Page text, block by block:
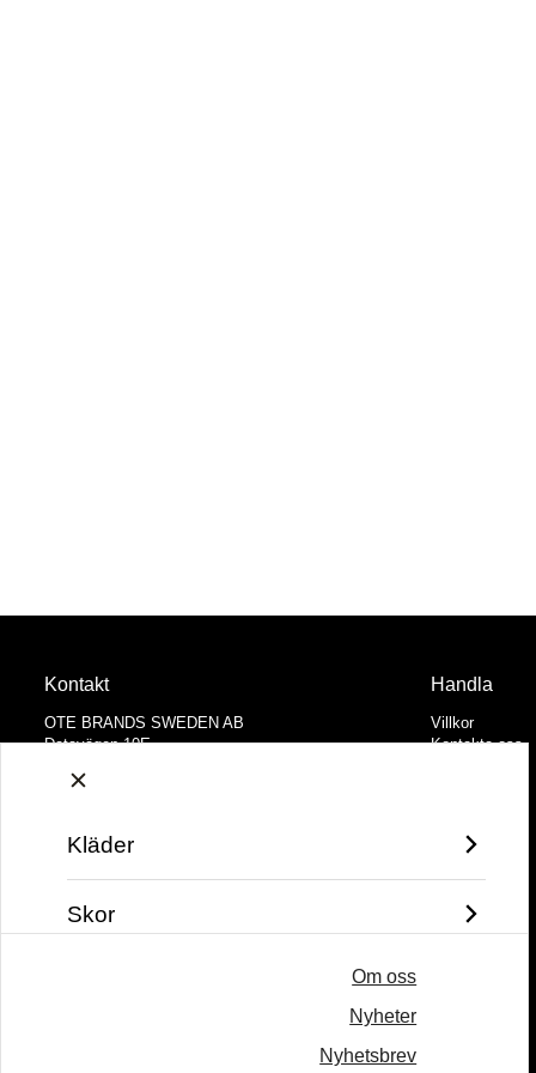
Kläder
Skor
Kontakt
OTE BRANDS SWEDEN AB
Datavägen 10E
Vi prioriterar snabb service och göra vårt bästa
för att återkomma till dig inom 24 timmar
Handla
Villkor
Kontakta oss
Om oss
Nyheter
Nyhetsbrev